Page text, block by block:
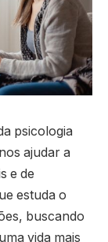
psicologia
ajudar a
e de
estuda o
buscando
vida mais